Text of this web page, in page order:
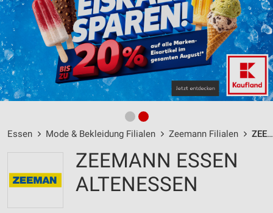
Essen Mode & Bekleidung Filialen Zeemann Filialen ZEEMANN ESSEN ALTENESSEN / Altenessener Straße 411 - Öffnungszeiten & Adresse
ZEEMANN ESSEN
ALTENESSEN